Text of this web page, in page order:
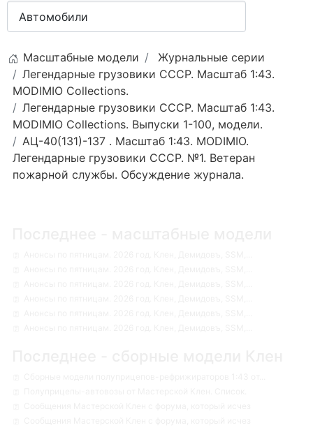
Масштабные модели
Журнальные серии
Легендарные грузовики СССР. Масштаб 1:43.
MODIMIO Collections.
Легендарные грузовики СССР. Масштаб 1:43.
MODIMIO Collections. Выпуски 1-100, модели.
АЦ-40(131)-137 . Масштаб 1:43. MODIMIO.
Легендарные грузовики СССР. №1. Ветеран
пожарной службы. Обсуждение журнала.